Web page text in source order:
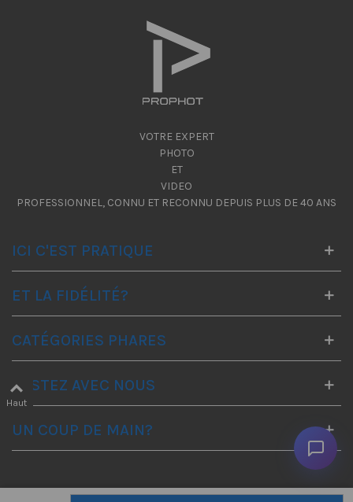
VOTRE EXPERT
PHOTO
ET
VIDEO
PROFESSIONNEL, CONNU ET RECONNU DEPUIS PLUS DE 40 ANS
ICI C'EST PRATIQUE
ET LA FIDÉLITÉ?
CATÉGORIES PHARES
RESTEZ AVEC NOUS
UN COUP DE MAIN?
Haut